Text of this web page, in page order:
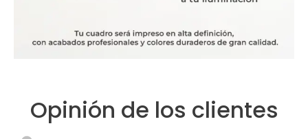
Opinión de los clientes